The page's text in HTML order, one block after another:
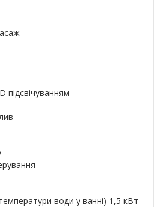
підсвічуванням
води у ванні) 1,5 кВт